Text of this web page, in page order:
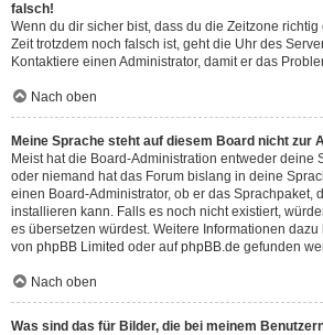
falsch!
Wenn du dir sicher bist, dass du die Zeitzone
Zeit trotzdem noch falsch ist, geht die Uhr des
Kontaktiere einen Administrator, damit er das
Nach oben
Meine Sprache steht auf diesem Board nicht zur
Meist hat die Board-Administration entweder deine
oder niemand hat das Forum bislang in deine
einen Board-Administrator, ob er das Sprachpaket,
installieren kann. Falls es noch nicht existiert,
es übersetzen würdest. Weitere Informationen
von phpBB Limited oder aufphpBB.de gefunden
Nach oben
Was sind das für Bilder, die bei meinem